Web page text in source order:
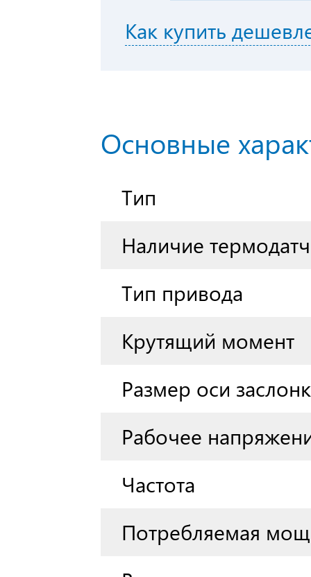
Как купить
Основные
Тип
Наличие
Тип привода
Крутящий момент
Размер оси
Рабочее
Частота
Потребляемая